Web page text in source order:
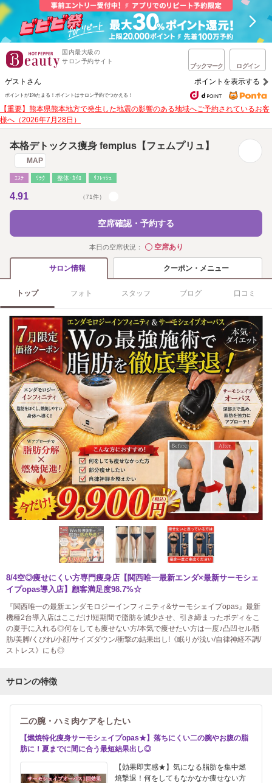
国内最大級の
サロン予約サイト
ブックマーク ログイン
ゲストさん ポイントを表示する
ポイントが1%たまる！ ポイントはサロン予約でつかえる！
【重要】熊本県熊本地方で発生した地震の影響のある地域へご予約されているお客
様へ（2026年7月28日）
本格デトックス痩身 femplus【フェムプリュ】
MAP
ｴｽﾃ ﾘﾗｸ 整体･ｶｲﾛ ﾘﾌﾚｯｼｭ
4.91 （71件）
空席確認・予約する
本日の空席状況： ◯空席あり
サロン情報 クーポン・メニュー
トップ フォト スタッフ ブログ 口コミ
8/4空◎痩せにくい方専門痩身店【関西唯一最新エンダ×最新サーモシェ
イプopas導入店】顧客満足度98.7%☆
『関西唯一の最新エンダモロジーインフィニティ&サーモシェイプopas』最新
機種2台導入店はここだけ!短期間で脂肪を減少させ、引き締まったボディをこ
の夏手に入れる◎何をしても痩せない方/本気で痩せたい方は一度♪凸凹セル脂
肪/美脚/くびれ/小顔/サイズダウン/衝撃の結果出し!《眠りが浅い/自律神経不調/
ストレス》にも◎
サロンの特徴
二の腕・ハミ肉ケアをしたい
【燃焼特化痩身サーモシェイプopas★】落ちにくい二の腕やお腹の脂
肪に！夏までに間に合う最短結果出し◎
【効果即実感★】気になる脂肪を集中燃
焼撃退！何をしてもなかなか痩せない方